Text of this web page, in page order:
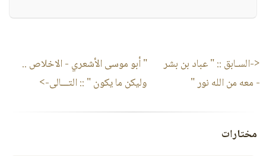
<-السـابق ::" عباد بن بشر
- معه من الله نور "
" أبو موسى الأشعري - الاخلاص ..
وليكن ما يكون " :: التـــالى->
مختارات